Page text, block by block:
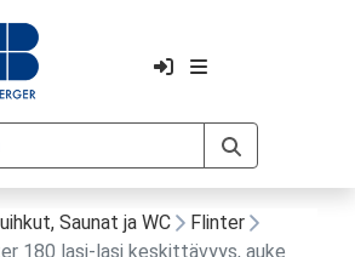
Saunat ja WC
Flinter
180 lasi-lasi keskittävyys, auke